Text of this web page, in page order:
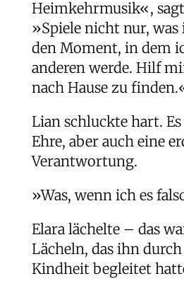
Heimkehrmusik«,
»Spiele nicht nur, was
den Moment, in dem
anderen werde. Hilf
nach Hause zu
Lian schluckte hart.
Ehre, aber auch eine
Verantwortung.
»Was, wenn ich es
Elara lächelte – das
Lächeln, das ihn durch
Kindheit begleitet